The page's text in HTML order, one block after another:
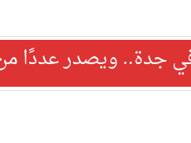
جدة.. ويصدر عددًا من